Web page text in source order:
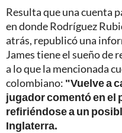
Resulta que una cuenta
en donde Rodríguez
atrás, republicó una
James tiene el sueño de
a lo que la mencionada
colombiano: "Vuelve a
jugador comentó en el
refiriéndose a un
Inglaterra.